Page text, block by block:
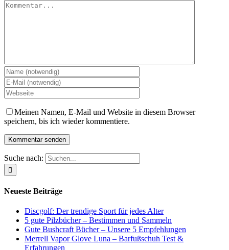
Meinen Namen, E-Mail und Website in diesem Browser
speichern, bis ich wieder kommentiere.
Suche nach:
Neueste Beiträge
Discgolf: Der trendige Sport für jedes Alter
5 gute Pilzbücher – Bestimmen und Sammeln
Gute Bushcraft Bücher – Unsere 5 Empfehlungen
Merrell Vapor Glove Luna – Barfußschuh Test &
Erfahrungen